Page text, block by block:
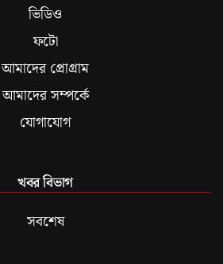
ভিডিও
ফটো
আমাদের প্রোগ্রাম
আমাদের সম্পর্কে
যোগাযোগ
খবর বিভাগ
সবশেষ